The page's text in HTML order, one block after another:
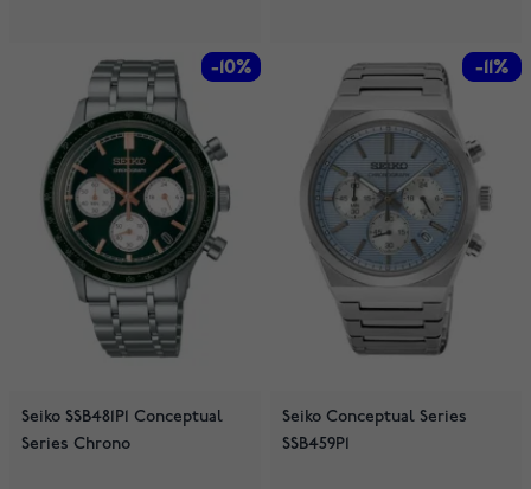
-10%
-10%
Seiko SSB481P1 Conceptual
Series Chrono
-11%
-11%
Seiko Conceptual Series
SSB459P1